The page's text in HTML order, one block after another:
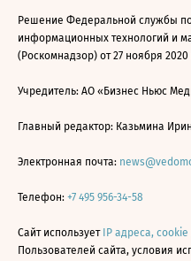
Решение Федеральной службы
информационных технологий и
(Роскомнадзор) от 27 ноября
Учредитель: АО «Бизнес Ньюс
Главный редактор: Казьмина
Электронная почта:
Телефон: +7 495 956-34-58
Сайт использует IP адреса,
Пользователей сайта, условия